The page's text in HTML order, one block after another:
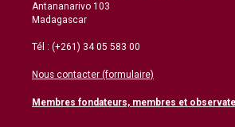
Antananarivo 103
Madagascar
Tél : (+261) 34 05 583 00
Nous contacter (formulaire)
Membres fondateurs, membres et